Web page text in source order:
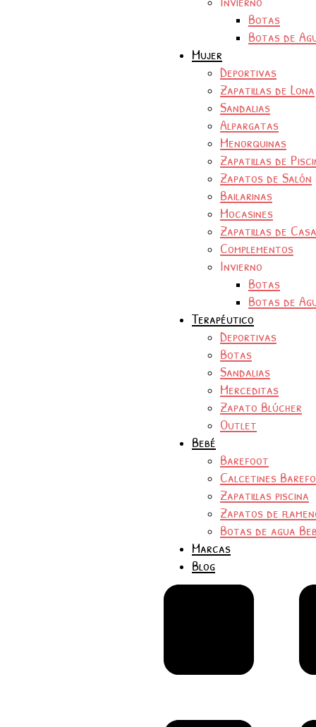
Botas
Botas de
Mujer
Deportivas
Zapatillas de Lona
Sandalias
Alpargatas
Menorquinas
Zapatillas de
Zapatos de Salón
Bailarinas
Mocasines
Zapatillas de Casa
Complementos
Invierno
Botas
Botas de
Terapéutico
Deportivas
Botas
Sandalias
Merceditas
Zapato Blúcher
Outlet
Bebé
Barefoot
Calcetines
Zapatillas piscina
Zapatos de
Botas de agua
Marcas
Blog